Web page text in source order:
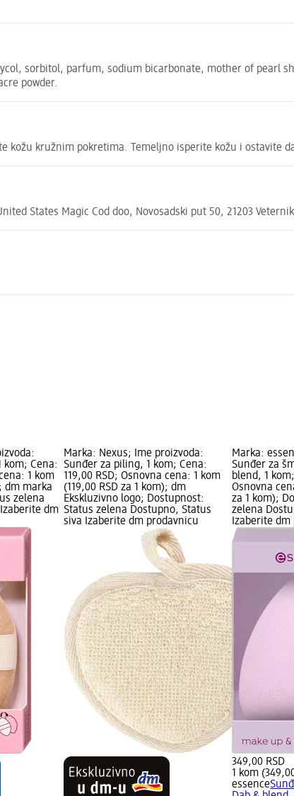
sorbitol, parfum, sodium bicarbonate, mother of pearl
powder.
kožu kružnim pokretima. Temeljno isperite kožu i ostavite
States Magic Cod doo, Novosadski put 50, 21203
kom; Cena:
1 kom
dm marka
zelena
dm
Marka: Nexus; Ime proizvoda:
Sunđer za piling, 1 kom; Cena:
119,00 RSD; Osnovna cena: 1 kom
(119,00 RSD za 1 kom); dm
Ekskluzivno logo; Dostupnost:
Status zelena Dostupno, Status
siva Izaberite dm prodavnicu
Marka:
Sunđer za
blend, 1
Osnovna
za 1 kom);
zelena
Izaberite
349,00 RSD
1 kom
essence